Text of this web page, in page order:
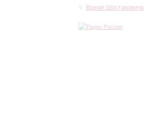
Время Шостаковича